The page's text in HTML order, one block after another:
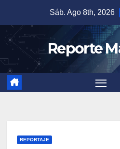
contenido
Sáb. Ago 8th, 2026
Reporte
REPORTAJE